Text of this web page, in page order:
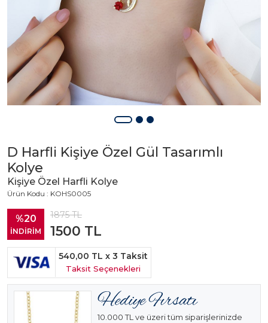
D Harfli Kişiye Özel Gül Tasarımlı
Kolye
Kişiye Özel Harfli Kolye
Ürün Kodu : KOHS0005
%20
İNDİRİM
1875TL
1500 TL
540,00 TL x 3 Taksit
Taksit Seçenekleri
10.000 TL ve üzeri tüm siparişlerinizde